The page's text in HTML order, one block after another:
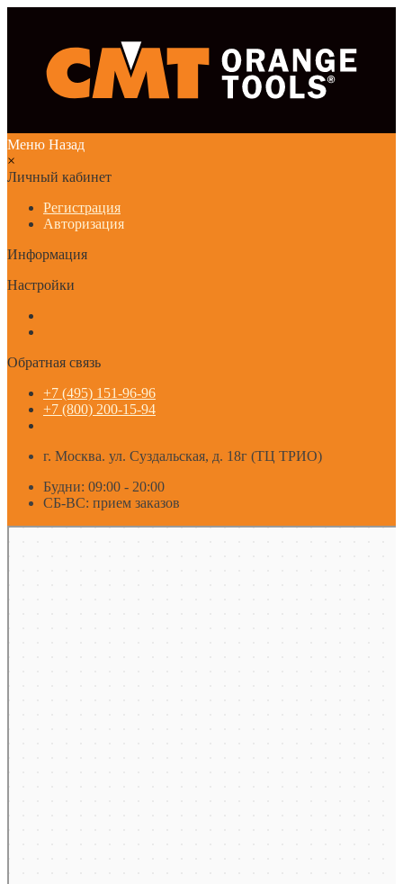
Меню Назад
×
Личный кабинет
Регистрация
Авторизация
Информация
Настройки
Обратная связь
+7 (495) 151-96-96
+7 (800) 200-15-94
г. Москва. ул. Суздальская, д. 18г (ТЦ ТРИО)
Будни: 09:00 - 20:00
СБ-ВС: прием заказов